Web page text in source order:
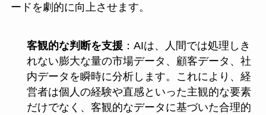
ードを劇的に向上させます。
客観的な判断を支援：AIは、人間では処理しき
れない膨大な量の市場データ、顧客データ、社
内データを瞬時に分析します。これにより、経
営者は個人の経験や直感といった主観的な要素
だけでなく、客観的なデータに基づいた合理的